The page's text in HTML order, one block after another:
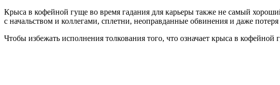
Крыса в кофейной гуще во время гадания для карьеры также не самый
с начальством и коллегами, сплетни, неоправданные обвинения и даже
Чтобы избежать исполнения толкования того, что означает крыса в